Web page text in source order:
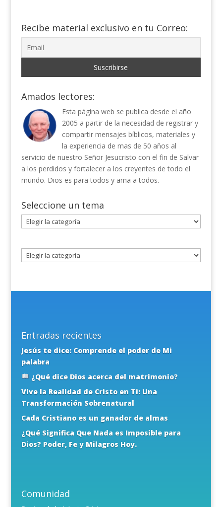
Recibe material exclusivo en tu Correo:
Amados lectores:
Esta página web se publica desde el año
2005 a partir de la necesidad de registrar y
compartir mensajes bíblicos, materiales y
la experiencia de mas de 50 años al
servicio de nuestro Señor Jesucristo con el fin de Salvar
a los perdidos y fortalecer a los creyentes de todo el
mundo. Dios es para todos y ama a todos.
Seleccione un tema
Seleccione
un
Entradas recientes
Jesús te dice: Comprende el poder de Mi
palabra
¿Qué dice Dios acerca del matrimonio?
Vive la Realidad de Cristo en Ti: Una
Transformación Sobrenatural
Cada Cristiano es un ganador de almas
¿Qué Significa Que Nada es Imposible para
Dios? Poder, Fe y Milagros Hoy.
Comunidad